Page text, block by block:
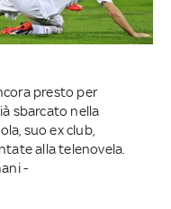
presto per
sbarcato nella
suo ex club,
alla telenovela.
-